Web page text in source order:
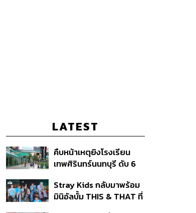
LATEST
คืบหน้าเหตุยิงโรงเรียน
เทพศิรินทร์นนทบุรี ดับ 6
ขโมยปืนปู่ก่อเหตุ
Stray Kids กลับมาพร้อม
มินิอัลบั้ม THIS & THAT ที่